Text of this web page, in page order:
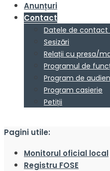
Anunțuri
Contact
Datele de contact
Sesizări
Relații cu presa/
Programul de
Program de
Program casierie
Petiții
Pagini utile:
Monitorul oficial local
Registru FOSE